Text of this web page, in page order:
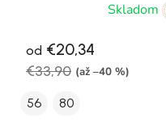
Skladom
od €20,34
€33,90 (až –40 %)
56 80